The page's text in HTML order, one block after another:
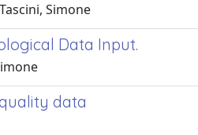
Simone
Data Input.
data